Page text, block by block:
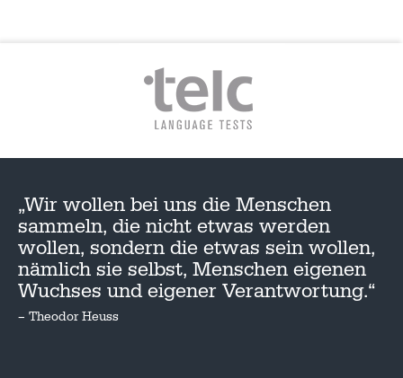
„Wir wollen bei uns die Menschen
sammeln, die nicht etwas werden
wollen, sondern die etwas sein wollen,
nämlich sie selbst, Menschen eigenen
Wuchses und eigener Verantwortung.“
– Theodor Heuss